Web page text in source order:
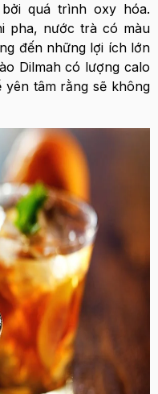
quá trình oxy hóa.
pha, nước trà có màu
đến những lợi ích lớn
Dilmah có lượng calo
tâm rằng sẽ không